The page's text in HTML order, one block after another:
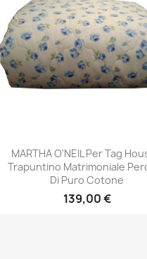
Anteprima
MARTHA O'NEIL Per Tag
Trapuntino Matrimoniale
Di Puro Cotone
139,00 €